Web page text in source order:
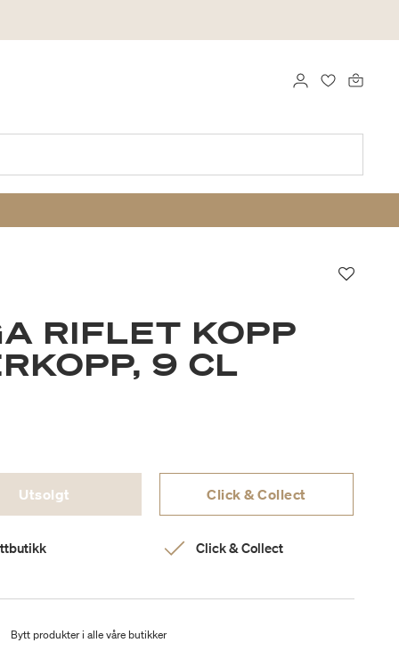
LOGG INN
RIFLET KOPP
9 CL
Utsolgt Click & Collect
Click & Collect
Bytt produkter i alle våre butikker